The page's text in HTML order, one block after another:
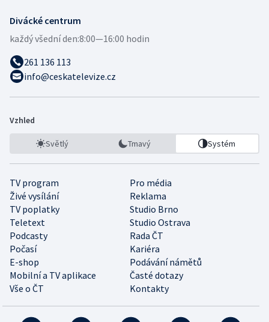
Divácké centrum
každý všední den:8:00—16:00 hodin
261 136 113
info@ceskatelevize.cz
Vzhled
Světlý Tmavý Systém
TV program
Pro média
Živé vysílání
Reklama
TV poplatky
Studio Brno
Teletext
Studio Ostrava
Podcasty
Rada ČT
Počasí
Kariéra
E-shop
Podávání námětů
Mobilní a TV aplikace
Časté dotazy
Vše o ČT
Kontakty